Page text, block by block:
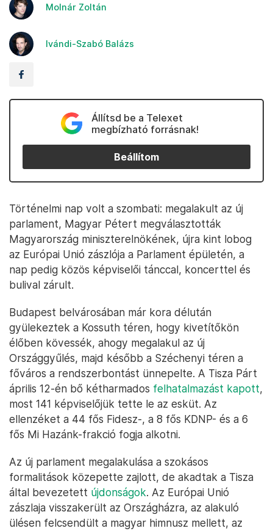
Molnár Zoltán
Ivándi-Szabó Balázs
Állítsd be a Telexet
megbízható forrásnak!
Beállítom
Történelmi nap volt a szombati: megalakult az új
parlament, Magyar Pétert megválasztották
Magyarország miniszterelnökének, újra kint lobog
az Európai Unió zászlója a Parlament épületén, a
nap pedig közös képviselői tánccal, koncerttel és
bulival zárult.
Budapest belvárosában már kora délután
gyülekeztek a Kossuth téren, hogy kivetítőkön
élőben kövessék, ahogy megalakul az új
Országgyűlés, majd később a Széchenyi téren a
főváros a rendszerbontást ünnepelte. A Tisza Párt
április 12-én bő kétharmados felhatalmazást kapott,
most 141 képviselőjük tette le az esküt. Az
ellenzéket a 44 fős Fidesz-, a 8 fős KDNP- és a 6
fős Mi Hazánk-frakció fogja alkotni.
Az új parlament megalakulása a szokásos
formalitások közepette zajlott, de akadtak a Tisza
által bevezetett újdonságok. Az Európai Unió
zászlaja visszakerült az Országházra, az alakuló
ülésen felcsendült a magyar himnusz mellett, az